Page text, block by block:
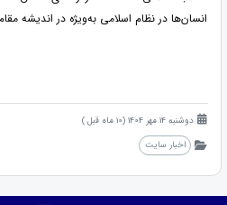
انسان‌ها در نظام اسلامی به‌ویژه در اندیشه
دوشنبه 14 مهر 1404 (10 ماه قبل )
اخبار سایت